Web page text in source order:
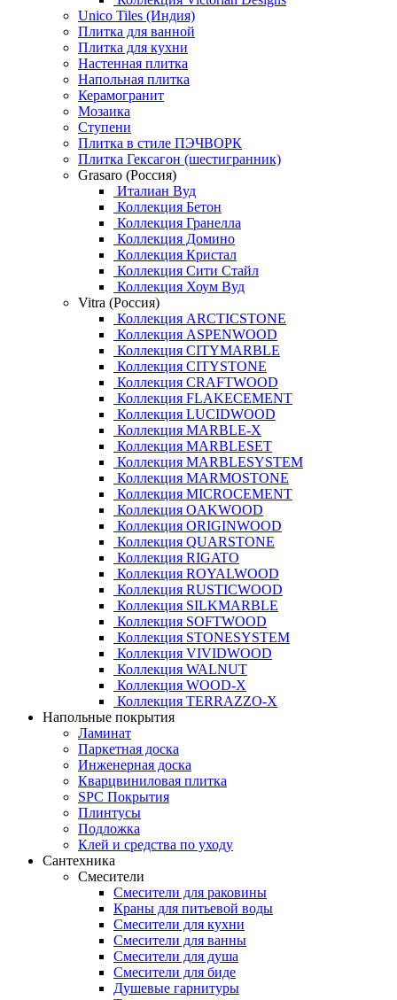
Unico Tiles (Индия)
Плитка для ванной
Плитка для кухни
Настенная плитка
Напольная плитка
Керамогранит
Мозаика
Ступени
Плитка в стиле ПЭЧВОРК
Плитка Гексагон (шестигранник)
Grasaro (Россия)
Италиан Вуд
Коллекция Бетон
Коллекция Гранелла
Коллекция Домино
Коллекция Кристал
Коллекция Сити Стайл
Коллекция Хоум Вуд
Vitra (Россия)
Коллекция ARCTICSTONE
Коллекция ASPENWOOD
Коллекция CITYMARBLE
Коллекция CITYSTONE
Коллекция CRAFTWOOD
Коллекция FLAKECEMENT
Коллекция LUCIDWOOD
Коллекция MARBLE-X
Коллекция MARBLESET
Коллекция MARBLESYSTEM
Коллекция MARMOSTONE
Коллекция MICROCEMENT
Коллекция OAKWOOD
Коллекция ORIGINWOOD
Коллекция QUARSTONE
Коллекция RIGATO
Коллекция ROYALWOOD
Коллекция RUSTICWOOD
Коллекция SILKMARBLE
Коллекция SOFTWOOD
Коллекция STONESYSTEM
Коллекция VIVIDWOOD
Коллекция WALNUT
Коллекция WOOD-X
Коллекция ТЕRRАZZO-X
Напольные покрытия
Ламинат
Паркетная доска
Инженерная доска
Кварцвиниловая плитка
SPC Покрытия
Плинтусы
Подложка
Клей и средства по уходу
Сантехника
Смесители
Смесители для раковины
Краны для питьевой воды
Смесители для кухни
Смесители для ванны
Смесители для душа
Смесители для биде
Душевые гарнитуры